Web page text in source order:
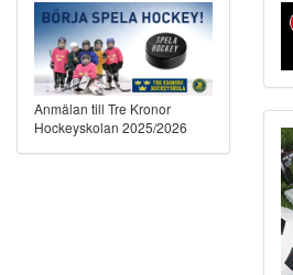
Anmälan till Tre Kronor
Hockeyskolan 2025/2026